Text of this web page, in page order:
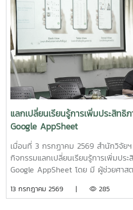
เลิศพิศาล หัวหน้าโครงการ4.โครงการ
สารเสริมโปรตีนปลาไฮโดรไลเสตสำหรับ
กินในสัตว์เลี้ยง ระดับกึ่งอุตสาหกรรม" โ
ดร.ดวงพร อมรเลิศพิศาล หัวหน้าโครงก
ทดสอบทางคลินิกของผลิตภัณฑ์โพรไบ
หลังคลอดและสุขภาพลำไส้ในมารดาห
ศาสตราจารย์ ดร.ดวงพร อมรเลิศพิศ
โครงการ6.โครงการ "เทคโนโลยีการอุ่
ปลาด้วยระบบผลิตน้ำร้อนและไฟฟ้าพลั
ปั๊มความร้อนอัจฉริยะเพื่อเพิ่มศักยภาพ
พาณิชย์" โดย ผู้ช่วยศาสตราจารย์ ดร.
โครงการ
ประชุมมีมติเป็นเอกฉันท์ให้ผศ.ดร.ทองเ
ประธานกลุ่ม?ฯ? และน.ส.สุนันทา? ศรีรั
กลุ่มฯ
แลกเปลี่ยนเรียนรู้การเพิ่มประสิทธิ
Google AppSheet
เมื่อนที่ 3 กรกฏาคม 2569 สำนักวิจัย
กิจกรรมแลกเปลี่ยนเรียนรู้การเพิ่มปร
Google AppSheet โดย มี ผู้ช่วยศาส
พร้อมทั้งเป็นวิทยากร และแลกเปลี่ยนเ
13 กรกฎาคม 2569 | 285